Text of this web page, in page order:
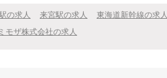
の求人 来宮駅の求人 東海道新幹線の求人
ミモザ株式会社の求人